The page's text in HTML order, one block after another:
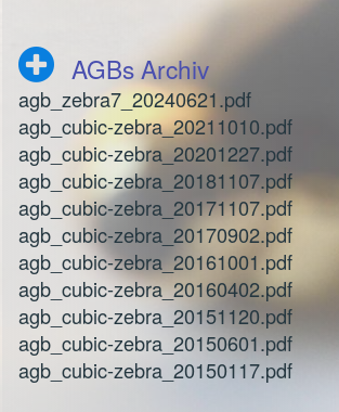
AGBs Archiv
agb_zebra7_20240621.pdf
agb_cubic-zebra_20211010.pdf
agb_cubic-zebra_20201227.pdf
agb_cubic-zebra_20181107.pdf
agb_cubic-zebra_20171107.pdf
agb_cubic-zebra_20170902.pdf
agb_cubic-zebra_20161001.pdf
agb_cubic-zebra_20160402.pdf
agb_cubic-zebra_20151120.pdf
agb_cubic-zebra_20150601.pdf
agb_cubic-zebra_20150117.pdf